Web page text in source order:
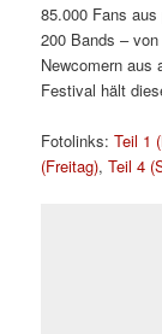
85.000 Fans
200 Bands –
Newcomern aus
Festival hält
Fotolinks:Teil 1
(Freitag),Teil 4